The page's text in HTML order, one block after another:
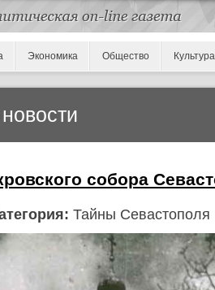
Экономика Общество Культура
собора
Тайны